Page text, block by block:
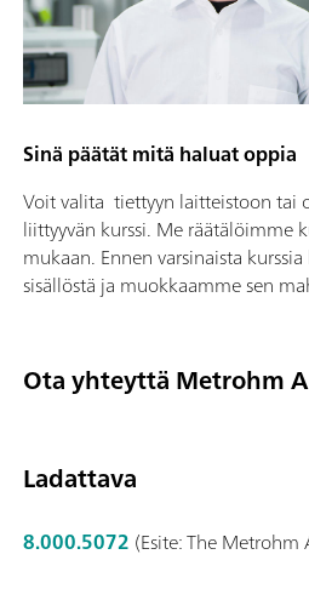
Sinä päätät mitä haluat oppia
Voit valita tiettyyn laitteistoon tai
liittyyvän kurssi. Me räätälöimme
mukaan. Ennen varsinaista
sisällöstä ja muokkaamme sen
Ota yhteyttä Metrohm
Ladattava
8.000.5072 (Esite: The Metrohm